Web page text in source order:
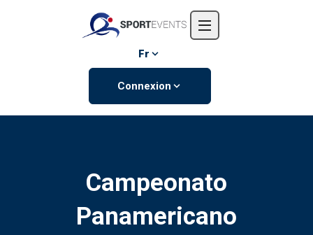
L'entreprise
Événements
Fr
Connexion
Campeonato
Panamericano